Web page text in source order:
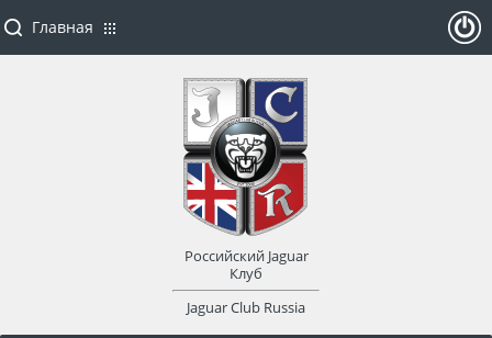
Главная
Российский Jaguar
Клуб
Jaguar Club Russia